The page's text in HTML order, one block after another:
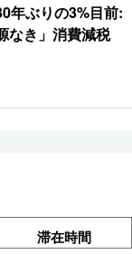
年ぶりの3%目前:
なき」消費減税
滞在時間